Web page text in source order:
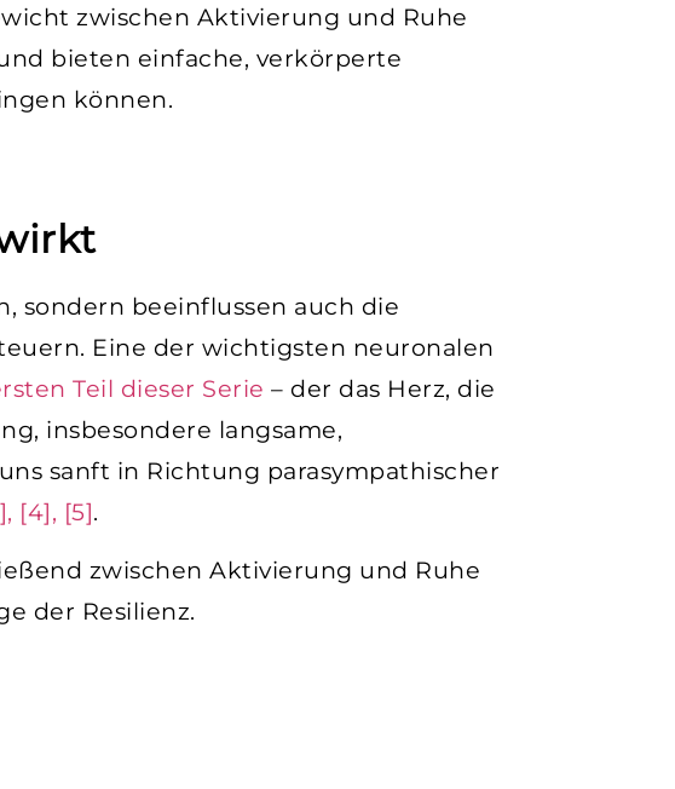
zwischen Aktivierung und Ruhe
bieten einfache, verkörperte
können.
sondern beeinflussen auch die
Eine der wichtigsten neuronalen
Teil dieser Serie– der das Herz, die
insbesondere langsame,
sanft in Richtung parasympathischer
[4], [5].
zwischen Aktivierung und Ruhe
der Resilienz.